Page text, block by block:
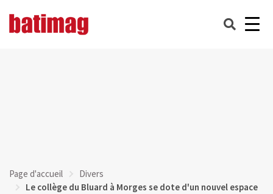
Page d'accueil
Divers
Le collège du Bluard à Morges se dote d'un nouvel espace